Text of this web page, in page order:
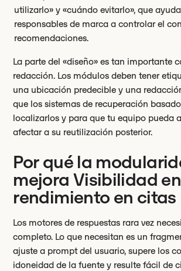
utilizarlo» y «cuándo evitarlo», que
responsables de marca a controlar el
recomendaciones.
La parte del «diseño» es tan importante
redacción. Los módulos deben tener
una ubicación predecible y una
que los sistemas de recuperación
localizarlos y para que tu equipo pueda
afectar a su reutilización posterior.
Por qué la
mejora Visibilidad
rendimiento en citas
Los motores de respuestas rara vez
completo. Lo que necesitan es un
ajuste a prompt del usuario, supere los
idoneidad de la fuente y resulte fácil de